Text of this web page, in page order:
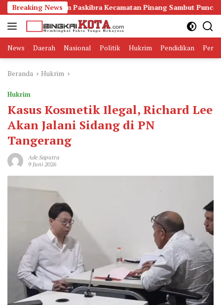
Langsung
ke
konten
Breaking News
Paskibra Kecamatan Pinang Sambut Puncak HUT RI
News Daerah Nasional Politik Hukrim Pendidikan
Beranda Hukrim
Hukrim
Kasus Kosmetik Ilegal, Richard Lee
Akan Jalani Sidang di PN
Tangerang
Ade Saputra
9 Juni 2026